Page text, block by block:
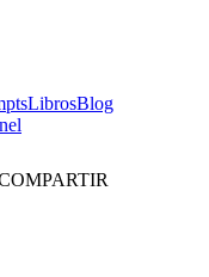
LibrosBlog